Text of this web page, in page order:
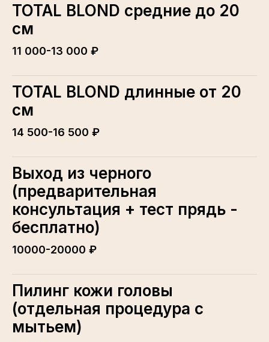
TOTAL BLOND средние до 20
см
11 000-13 000 ₽
TOTAL BLOND длинные от 20
см
14 500-16 500 ₽
Выход из черного
(предварительная
консультация + тест прядь -
бесплатно)
10000-20000 ₽
Пилинг кожи головы
(отдельная процедура с
мытьем)